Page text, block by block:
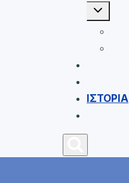
Toggle
ΙΣΤΟΡΙΑ